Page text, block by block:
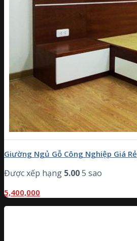
Giường Ngủ Gỗ Công Nghiệp Giá Rẻ
Được xếp hạng 5.005 sao
5,400,000